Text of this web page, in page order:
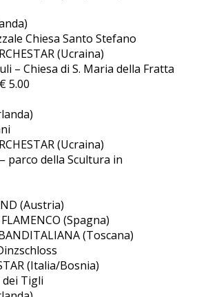
Chiesa Santo Stefano
(Ucraina)
– Chiesa di S. Maria della Fratta
5.00
(Ucraina)
parco della Scultura in
(Austria)
(Spagna)
(Toscana)
(Italia/Bosnia)
dei Tigli